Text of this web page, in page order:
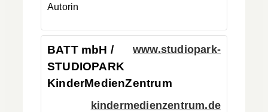
Autorin
BATT mbH /
STUDIOPARK
KinderMedienZentrum
www.studiopark-
kindermedienzentrum.de